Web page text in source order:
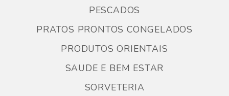
PESCADOS
PRATOS PRONTOS CONGELADOS
PRODUTOS ORIENTAIS
SAUDE E BEM ESTAR
SORVETERIA